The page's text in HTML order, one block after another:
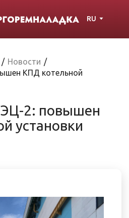
RU
/ Новости /
КПД котельной
2: повышен
установки